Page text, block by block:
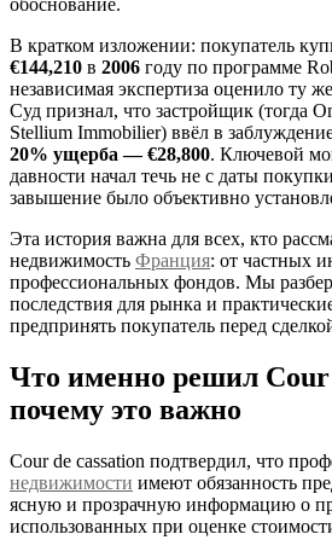
обоснование.
В кратком изложении: покупатель
€144,210 в 2006 году по программе
независимая экспертиза оценило ту
Суд признал, что застройщик (тогда
Stellium Immobilier) ввёл в
20% ущерба — €28,800. Ключевой
давности начал течь не с даты
завышение было объективно
Эта история важна для всех, кто
недвижимость Франция: от частных
профессиональных фондов. Мы
последствия для рынка и
предпринять покупатель перед
Что именно решил Cour
почему это важно
Cour de cassation подтвердил, что
недвижимости имеют обязанность
ясную и прозрачную информацию о
использованных при оценке